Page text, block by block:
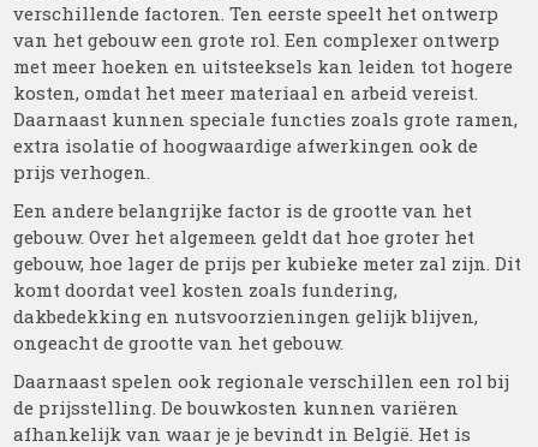
verschillende factoren. Ten eerste speelt het ontwerp
van het gebouw een grote rol. Een complexer ontwerp
met meer hoeken en uitsteeksels kan leiden tot hogere
kosten, omdat het meer materiaal en arbeid vereist.
Daarnaast kunnen speciale functies zoals grote ramen,
extra isolatie of hoogwaardige afwerkingen ook de
prijs verhogen.
Een andere belangrijke factor is de grootte van het
gebouw. Over het algemeen geldt dat hoe groter het
gebouw, hoe lager de prijs per kubieke meter zal zijn. Dit
komt doordat veel kosten zoals fundering,
dakbedekking en nutsvoorzieningen gelijk blijven,
ongeacht de grootte van het gebouw.
Daarnaast spelen ook regionale verschillen een rol bij
de prijsstelling. De bouwkosten kunnen variëren
afhankelijk van waar je je bevindt in België. Het is